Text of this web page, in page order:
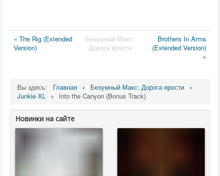
« The Rig (Extended
Version)
Безумный Макс:
Дорога ярости
Brothers In Arms
(Extended Version)
»
Вы здесь: Главная
Безумный Макс: Дорога ярости
Junkie XL
Into the Canyon (Bonus Track)
Новинки на сайте